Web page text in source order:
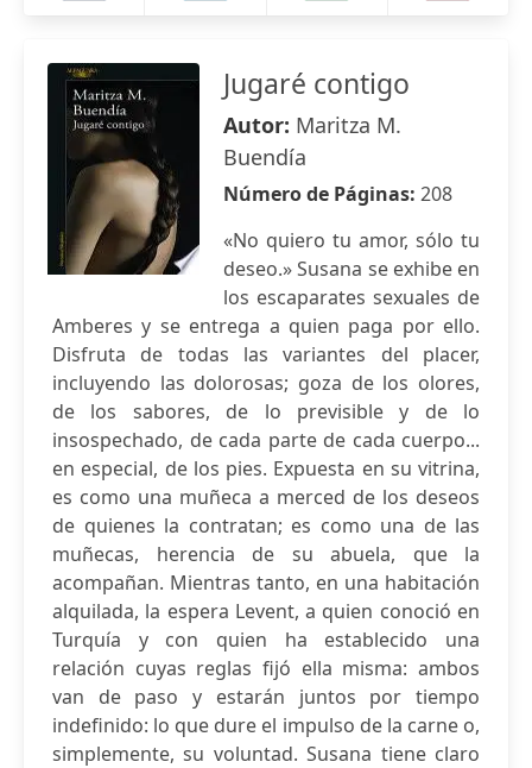
Jugaré contigo
Autor: Maritza M.
Buendía
Número de Páginas: 208
«No quiero tu amor, sólo tu
deseo.» Susana se exhibe en
los escaparates sexuales de
Amberes y se entrega a quien paga por ello.
Disfruta de todas las variantes del placer,
incluyendo las dolorosas; goza de los olores,
de los sabores, de lo previsible y de lo
insospechado, de cada parte de cada cuerpo...
en especial, de los pies. Expuesta en su vitrina,
es como una muñeca a merced de los deseos
de quienes la contratan; es como una de las
muñecas, herencia de su abuela, que la
acompañan. Mientras tanto, en una habitación
alquilada, la espera Levent, a quien conoció en
Turquía y con quien ha establecido una
relación cuyas reglas fijó ella misma: ambos
van de paso y estarán juntos por tiempo
indefinido: lo que dure el impulso de la carne o,
simplemente, su voluntad. Susana tiene claro